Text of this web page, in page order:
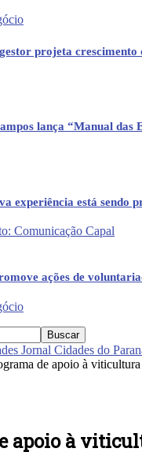
projeta crescimento
lança “Manual
experiência está sendo
ações de
Jornal Cidades do
de apoio à
apoio à